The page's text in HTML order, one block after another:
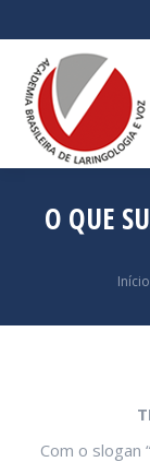
O QUE
Início
Com o slogan “